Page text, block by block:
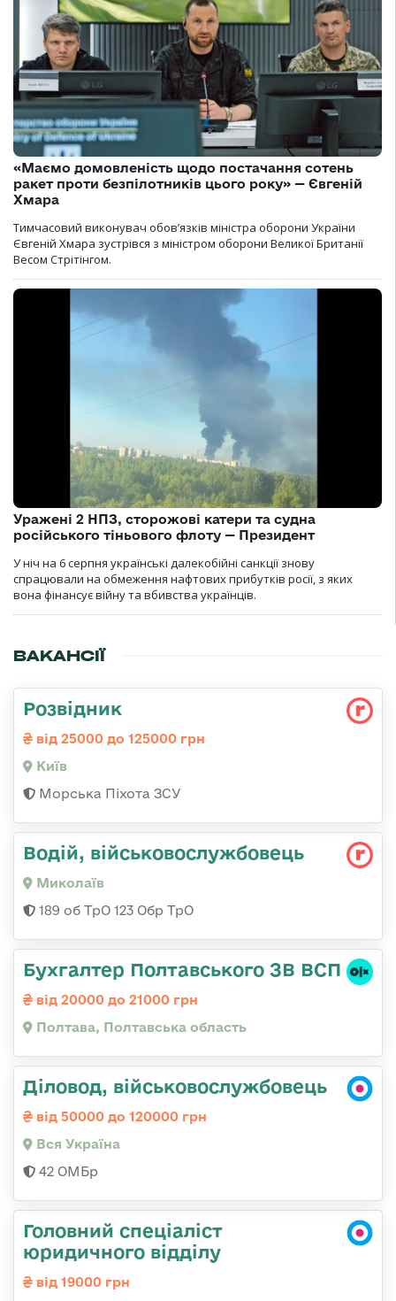
«Маємо домовленість щодо постачання сотень
ракет проти безпілотників цього року» — Євгеній
Хмара
Тимчасовий виконувач обов’язків міністра оборони України
Євгеній Хмара зустрівся з міністром оборони Великої Британії
Весом Стрітінгом.
Уражені 2 НПЗ, сторожові катери та судна
російського тіньового флоту — Президент
У ніч на 6 серпня українські далекобійні санкції знову
спрацювали на обмеження нафтових прибутків росії, з яких
вона фінансує війну та вбивства українців.
ВАКАНСІЇ
Розвідник
від 25000 до 125000 грн
Київ
Морська Піхота ЗСУ
Водій, військовослужбовець
Миколаїв
189 об ТрО 123 Обр ТрО
Бухгалтер Полтавського ЗВ ВСП
від 20000 до 21000 грн
Полтава, Полтавська область
Діловод, військовослужбовець
від 50000 до 120000 грн
Вся Україна
42 ОМБр
Головний спеціаліст
юридичного відділу
від 19000 грн